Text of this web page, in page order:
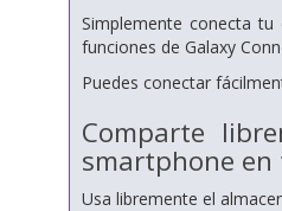
Simplemente conecta
funciones de Galaxy
Puedes conectar
Comparte
smartphone en
Usa libremente el